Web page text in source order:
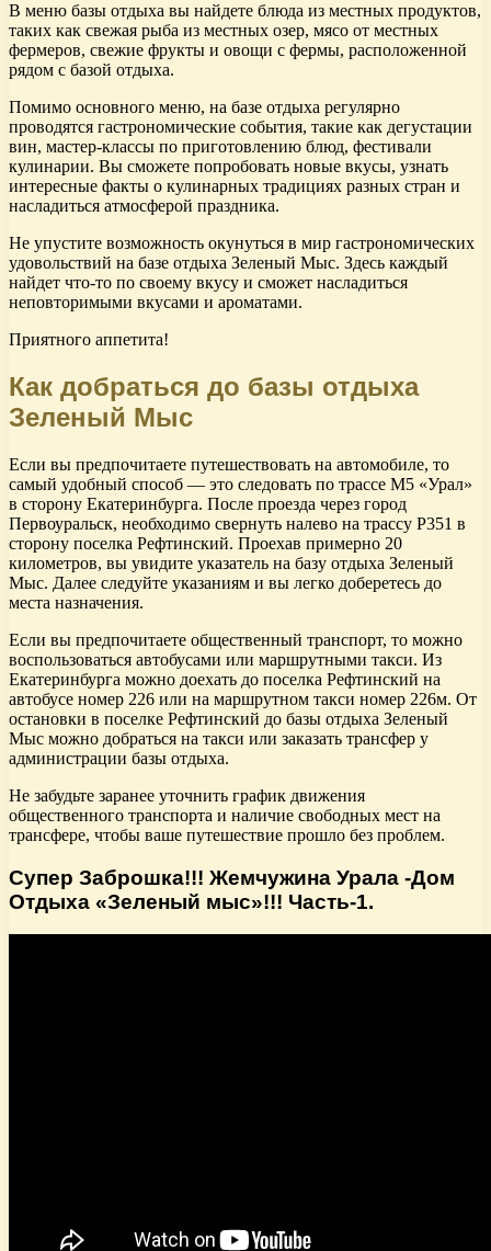
В меню базы отдыха вы найдете блюда из местных продуктов,
таких как свежая рыба из местных озер, мясо от местных
фермеров, свежие фрукты и овощи с фермы, расположенной
рядом с базой отдыха.
Помимо основного меню, на базе отдыха регулярно
проводятся гастрономические события, такие как дегустации
вин, мастер-классы по приготовлению блюд, фестивали
кулинарии. Вы сможете попробовать новые вкусы, узнать
интересные факты о кулинарных традициях разных стран и
насладиться атмосферой праздника.
Не упустите возможность окунуться в мир гастрономических
удовольствий на базе отдыха Зеленый Мыс. Здесь каждый
найдет что-то по своему вкусу и сможет насладиться
неповторимыми вкусами и ароматами.
Приятного аппетита!
Как добраться до базы отдыха
Зеленый Мыс
Если вы предпочитаете путешествовать на автомобиле, то
самый удобный способ — это следовать по трассе М5 «Урал»
в сторону Екатеринбурга. После проезда через город
Первоуральск, необходимо свернуть налево на трассу Р351 в
сторону поселка Рефтинский. Проехав примерно 20
километров, вы увидите указатель на базу отдыха Зеленый
Мыс. Далее следуйте указаниям и вы легко доберетесь до
места назначения.
Если вы предпочитаете общественный транспорт, то можно
воспользоваться автобусами или маршрутными такси. Из
Екатеринбурга можно доехать до поселка Рефтинский на
автобусе номер 226 или на маршрутном такси номер 226м. От
остановки в поселке Рефтинский до базы отдыха Зеленый
Мыс можно добраться на такси или заказать трансфер у
администрации базы отдыха.
Не забудьте заранее уточнить график движения
общественного транспорта и наличие свободных мест на
трансфере, чтобы ваше путешествие прошло без проблем.
Супер Заброшка!!! Жемчужина Урала -Дом
Отдыха «Зеленый мыс»!!! Часть-1.